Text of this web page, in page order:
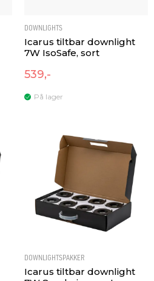
DOWNLIGHTS
Icarus tiltbar downlight
7W IsoSafe, sort
539,-
På lager
DOWNLIGHTSPAKKER
Icarus tiltbar downlight